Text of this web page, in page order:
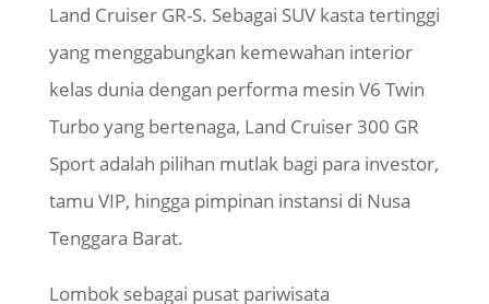
Land Cruiser GR-S. Sebagai SUV kasta tertinggi
yang menggabungkan kemewahan interior
kelas dunia dengan performa mesin V6 Twin
Turbo yang bertenaga, Land Cruiser 300 GR
Sport adalah pilihan mutlak bagi para investor,
tamu VIP, hingga pimpinan instansi di Nusa
Tenggara Barat.
Lombok sebagai pusat pariwisata